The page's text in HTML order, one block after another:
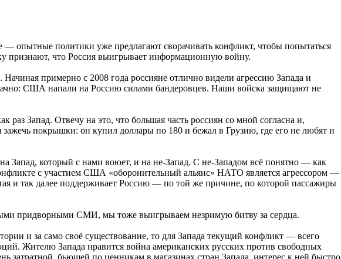
опытные политики уже предлагают сворачивать конфликт, чтобы попытаться
признают, что Россия выигрывает информационную войну.
примерно с 2008 года россияне отлично видели агрессию Запада и
США напали на Россию силами бандеровцев. Наши войска защищают не
Запад. Отвечу на это, что большая часть россиян со мной согласна и,
покрышки: он купил доллары по 180 и бежал в Грузию, где его не любят и
Запад, который с нами воюет, и на не-Запад. С не-Западом всё понятно — как
с участием США «оборонительный альянс» НАТО является агрессором —
и так далее поддерживает Россию — по той же причине, по которой пассажиры
придворными СМИ, мы тоже выигрываем незримую битву за сердца.
и за само своё существование, то для Запада текущий конфликт — всего
Жителю Запада нравится война американских русских против свободных
затратной, бьющей по ценникам в магазинах стран Запада, интерес к ней быстро